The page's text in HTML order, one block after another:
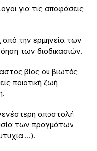
για τις αποφάσεις
από την ερμηνεία των
των διαδικασιών.
βίος ού βιωτός
ποιοτική ζωή
αποστολή
των πραγμάτων